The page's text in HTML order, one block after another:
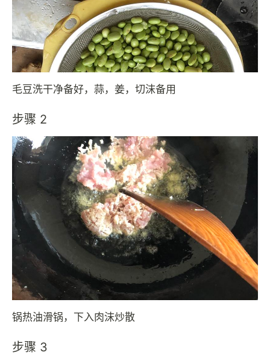
毛豆洗干净备好，蒜，姜，切沫备用
步骤 2
锅热油滑锅，下入肉沫炒散
步骤 3